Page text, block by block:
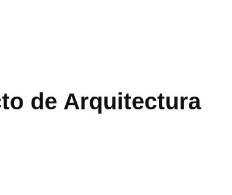
de Arquitectura